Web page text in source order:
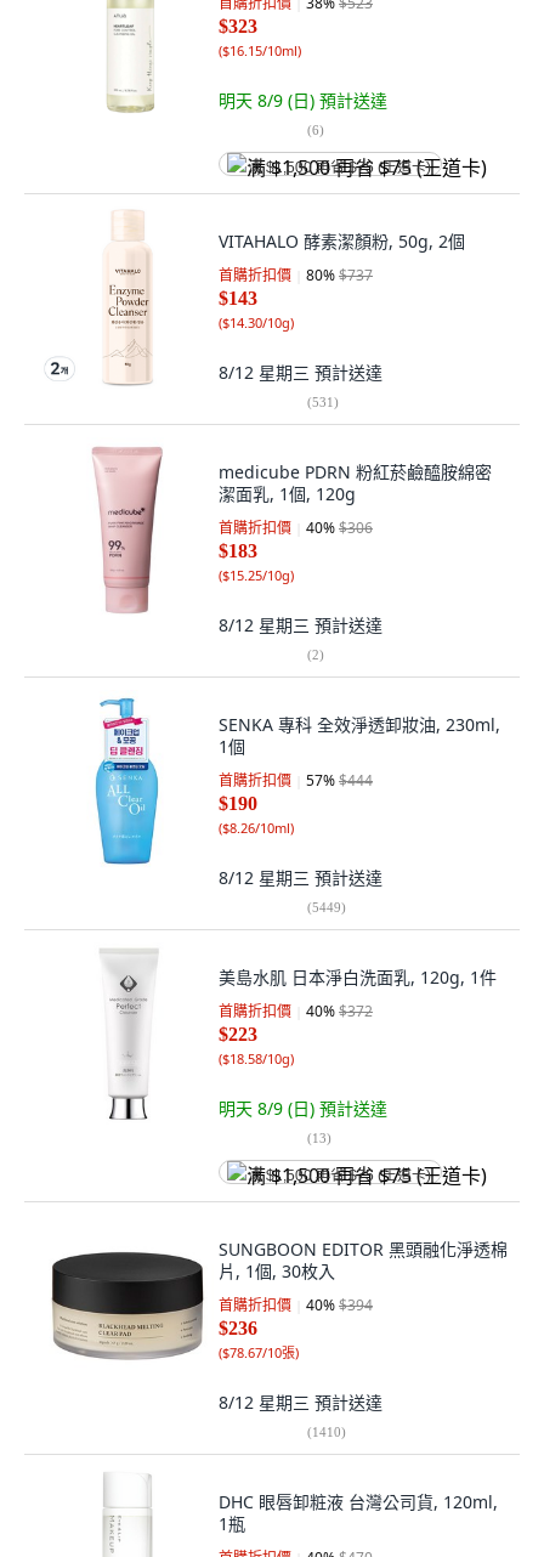
$323
($16.15/10ml)
明天 8/9 (日) 預計送達
(6)
满 $1,500 再省 $75 (王道卡)
VITAHALO 酵素潔顏粉, 50g, 2個
首購折扣價 80%$737
$143
($14.30/10g)
8/12 星期三 預計送達
(531)
medicube PDRN 粉紅菸鹼醯胺綿密
潔面乳, 1個, 120g
首購折扣價 40%$306
$183
($15.25/10g)
8/12 星期三 預計送達
(2)
SENKA 專科 全效淨透卸妝油, 230ml,
1個
首購折扣價 57%$444
$190
($8.26/10ml)
8/12 星期三 預計送達
(5449)
美島水肌 日本淨白洗面乳, 120g, 1件
首購折扣價 40%$372
$223
($18.58/10g)
明天 8/9 (日) 預計送達
(13)
满 $1,500 再省 $75 (王道卡)
SUNGBOON EDITOR 黑頭融化淨透棉
片, 1個, 30枚入
首購折扣價 40%$394
$236
($78.67/10張)
8/12 星期三 預計送達
(1410)
DHC 眼唇卸粧液 台灣公司貨, 120ml,
1瓶